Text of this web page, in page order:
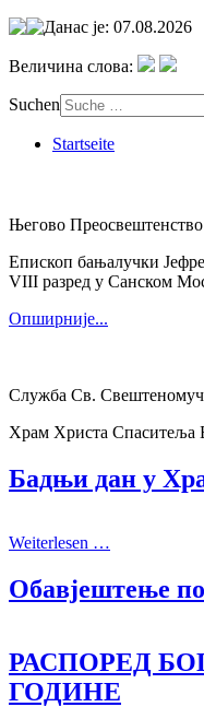
Данас је: 07.08.2026
Величина слова:
Suchen
Startseite
Његово
Епископ бањалучки
VIII разред у Санском
Опширније...
Служба Св.
Храм Христа Спаситеља
Бадњи дан у
Weiterlesen …
Обавјештење
РАСПОРЕД
ГОДИНЕ